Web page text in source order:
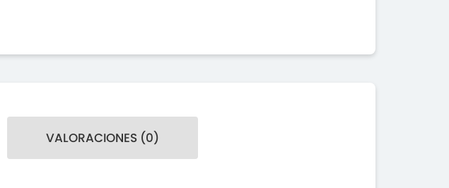
VALORACIONES (0)